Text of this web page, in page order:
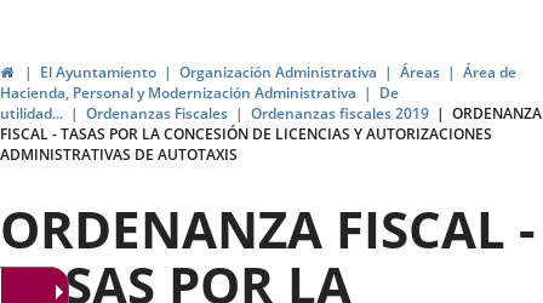
HomeEl Ayuntamiento Organización Administrativa Áreas
Área de
Hacienda, Personal y Modernización Administrativa
De
utilidad...
Ordenanzas Fiscales Ordenanzas fiscales 2019
ORDENANZA
FISCAL - TASAS POR LA CONCESIÓN DE LICENCIAS Y AUTORIZACIONES
ADMINISTRATIVAS DE AUTOTAXIS
ORDENANZA FISCAL -
TASAS POR LA